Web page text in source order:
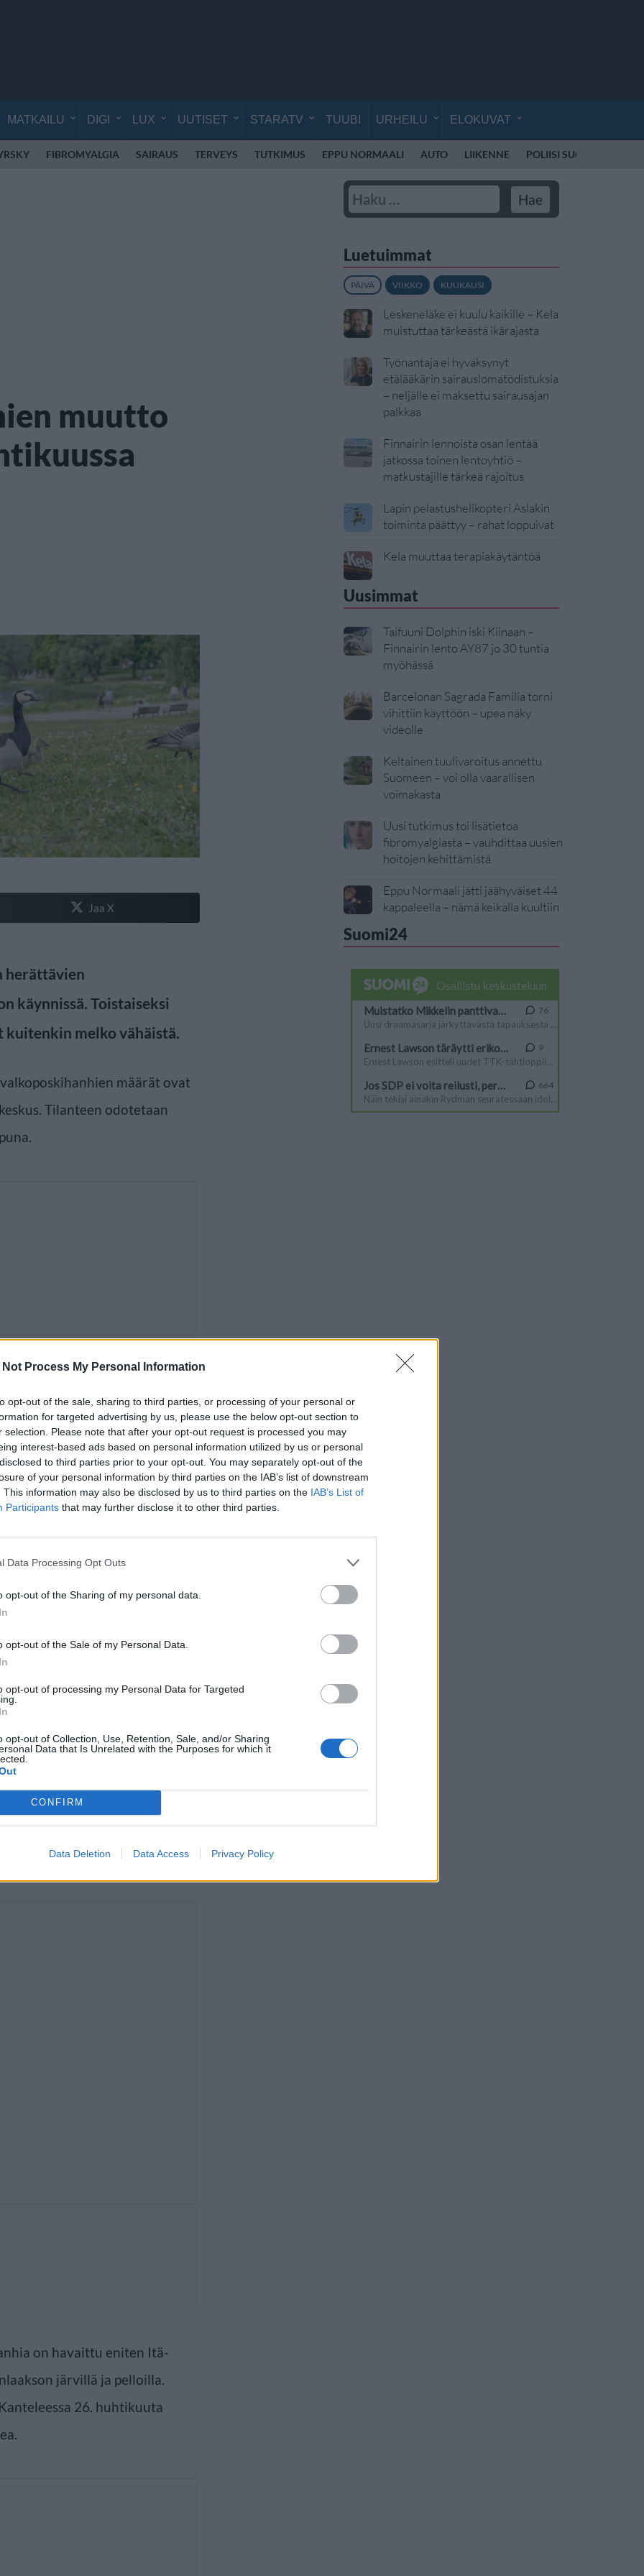
Not Process My Personal Information
opt-out of the sale, sharing to third parties, or processing of your personal or
for targeted advertising by us, please use the below opt-out section to
selection. Please note that after your opt-out request is processed you may
interest-based ads based on personal information utilized by us or personal
to third parties prior to your opt-out. You may separately opt-out of the
of your personal information by third parties on the IAB’s list of downstream
This information may also be disclosed by us to third parties on the IAB’s List of
Participants that may further disclose it to other third parties.
Data Processing Opt Outs
opt-out of the Sharing of my personal data.
opt-out of the Sale of my Personal Data.
opt-out of processing my Personal Data for Targeted
opt-out of Collection, Use, Retention, Sale, and/or Sharing
Data that Is Unrelated with the Purposes for which it
CONFIRM
Data Deletion Data Access Privacy Policy
MATKAILU DIGI LUX UUTISET STARATV TUUBI URHEILU ELOKUVAT
FIBROMYALGIA SAIRAUS TERVEYS TUTKIMUS EPPU NORMAALI AUTO LIIKENNE POLIISI SUOMI
muutto
Jaa X
herättävien
käynnissä. Toistaiseksi
kuitenkin melko vähäistä.
määrät ovat
Tilanteen odotetaan
Tiira-
Lauttasaaressa havaittiin 5
960 lajilleen määrittämätöntä
18. huhtikuuta 8 200
jäi kuitenkin vielä
on havaittu eniten Itä-
järvillä ja pelloilla.
26. huhtikuuta
Luetuimmat
PÄIVÄ VIIKKO KUUKAUSI
Leskeneläke ei kuulu kaikille – Kela
muistuttaa tärkeästä ikärajasta
Työnantaja ei hyväksynyt
etälääkärin sairauslomatodistuksia
– neljälle ei maksettu sairausajan
palkkaa
Finnairin lennoista osan lentää
jatkossa toinen lentoyhtiö –
matkustajille tärkeä rajoitus
Lapin pelastushelikopteri Aslakin
toiminta päättyy – rahat loppuivat
Kela muuttaa terapiakäytäntöä
Uusimmat
Taifuuni Dolphin iski Kiinaan –
Finnairin lento AY87 jo 30 tuntia
myöhässä
Barcelonan Sagrada Familia torni
vihittiin käyttöön – upea näky
videolle
Keltainen tuulivaroitus annettu
Suomeen – voi olla vaarallisen
voimakasta
Uusi tutkimus toi lisätietoa
fibromyalgiasta – vauhdittaa uusien
hoitojen kehittämistä
Eppu Normaali jätti jäähyväiset 44
kappaleella – nämä keikalla kuultiin
Suomi24